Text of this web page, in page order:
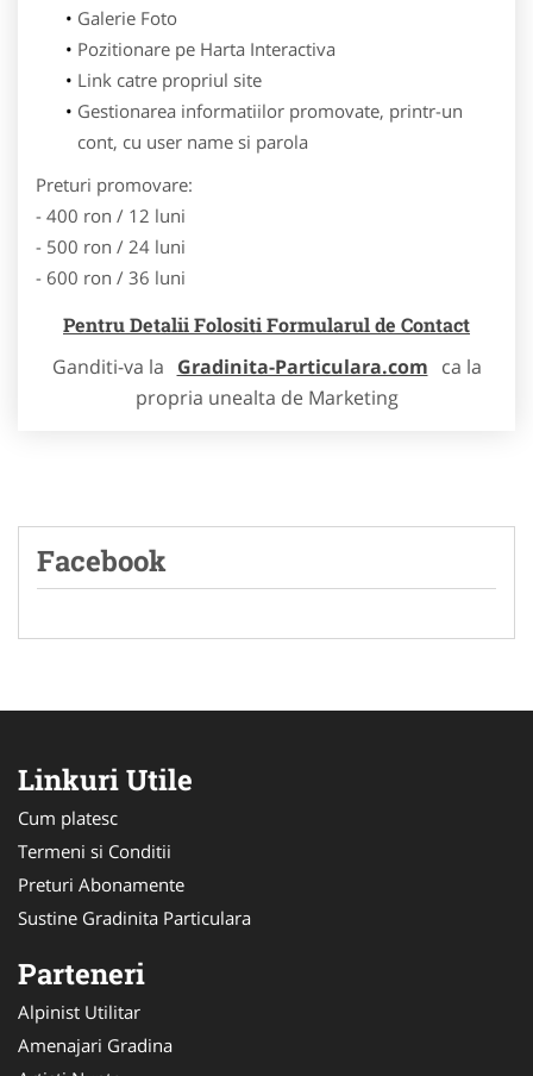
Galerie Foto
Pozitionare pe Harta Interactiva
Link catre propriul site
Gestionarea informatiilor promovate, printr-un
cont, cu user name si parola
Preturi promovare:
- 400 ron / 12 luni
- 500 ron / 24 luni
- 600 ron / 36 luni
Pentru Detalii Folositi Formularul de Contact
Ganditi-va la Gradinita-Particulara.com ca la
propria unealta de Marketing
Facebook
Linkuri Utile
Cum platesc
Termeni si Conditii
Preturi Abonamente
Sustine Gradinita Particulara
Parteneri
Alpinist Utilitar
Amenajari Gradina